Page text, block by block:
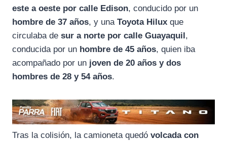
este a oeste por calle Edison, conducido por un
hombre de 37 años, y una Toyota Hilux que
circulaba de sur a norte por calle Guayaquil,
conducida por un hombre de 45 años, quien iba
acompañado por un joven de 20 años y dos
hombres de 28 y 54 años.
Tras la colisión, la camioneta quedó volcada con